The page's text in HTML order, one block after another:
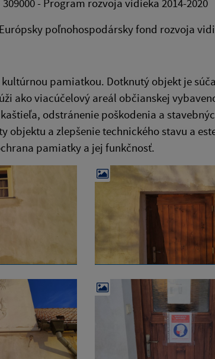
poľnohospodársky fond rozvoja
pamiatkou. Dotknutý objekt je
ako viacúčelový areál občianskej
odstránenie poškodenia a
objektu a zlepšenie technického stavu a
pamiatky a jej funkčnosť.